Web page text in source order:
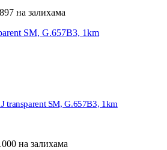
897 на залихама
transparent SM, G.657B3, 1km
на залихама